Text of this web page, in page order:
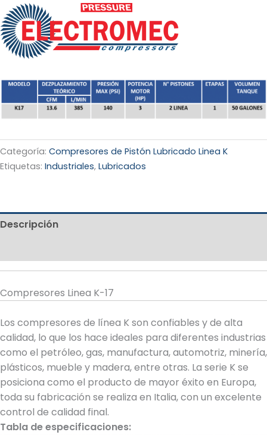
Categoría: Compresores de Pistón Lubricado Linea K
Etiquetas: Industriales, Lubricados
Descripción
Compresores Linea K-17
Los compresores de línea K son confiables y de alta
calidad, lo que los hace ideales para diferentes industrias
como el petróleo, gas, manufactura, automotriz, minería,
plásticos, mueble y madera, entre otras. La serie K se
posiciona como el producto de mayor éxito en Europa,
toda su fabricación se realiza en Italia, con un excelente
control de calidad final.
Tabla de especificaciones: